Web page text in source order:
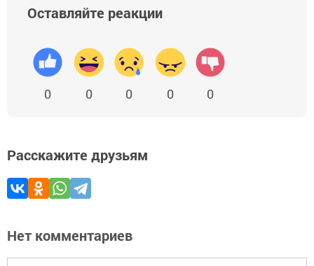
Оставляйте реакции
0 0 0 0 0
Расскажите друзьям
Нет комментариев